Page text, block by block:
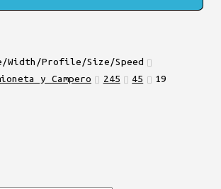
Width/Profile/Size/Speed
y Campero
245 45 19